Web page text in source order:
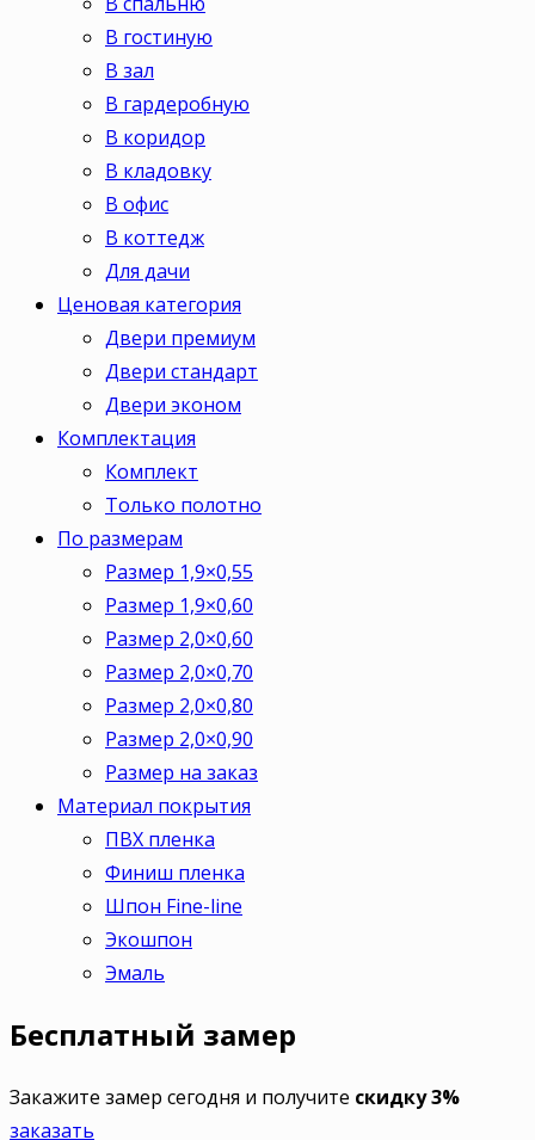
В гостиную
В зал
В гардеробную
В коридор
В кладовку
В офис
В коттедж
Для дачи
Ценовая категория
Двери премиум
Двери стандарт
Двери эконом
Комплектация
Комплект
Только полотно
По размерам
Размер 1,9×0,55
Размер 1,9×0,60
Размер 2,0×0,60
Размер 2,0×0,70
Размер 2,0×0,80
Размер 2,0×0,90
Размер на заказ
Материал покрытия
ПВХ пленка
Финиш пленка
Шпон Fine-line
Экошпон
Эмаль
Бесплатный замер
Закажите замер сегодня и получите скидку 3%
заказать